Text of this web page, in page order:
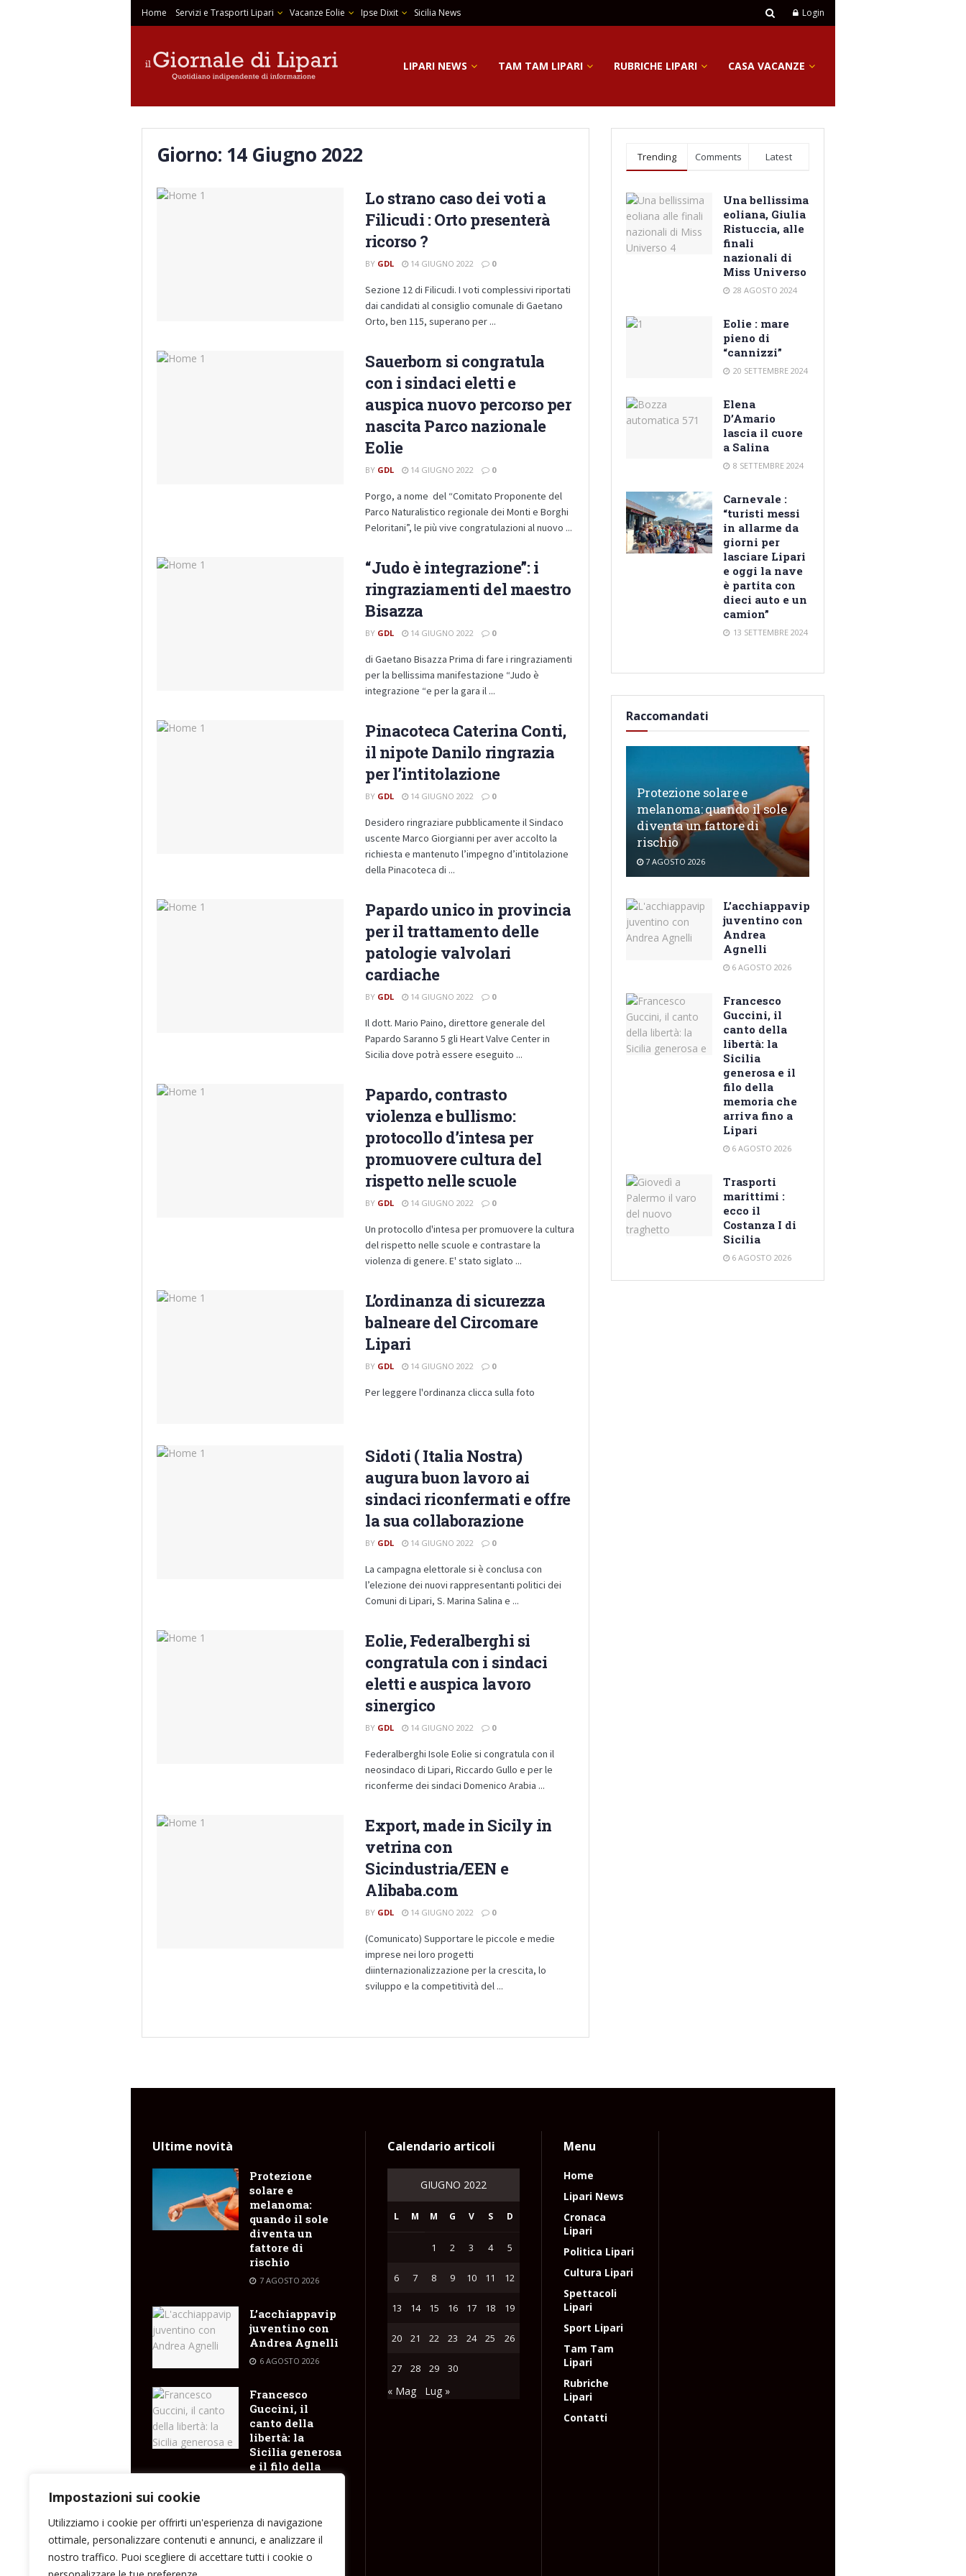
Impostazioni sui cookie
Utilizziamo i cookie per offrirti un'esperienza di navigazione
ottimale, personalizzare contenuti e annunci, e analizzare il
nostro traffico. Puoi scegliere di accettare tutti i cookie o
Home Servizi e Trasporti Lipari Vacanze Eolie Ipse Dixit Sicilia News Login
LIPARI NEWS TAM TAM LIPARI RUBRICHE LIPARI CASA VACANZE
Giorno: 14 Giugno 2022
Lo strano caso dei voti a
Filicudi : Orto presenterà
ricorso ?
BY GDL 14 GIUGNO 2022 0
Sezione 12 di Filicudi. I voti complessivi riportati
dai candidati al consiglio comunale di Gaetano
Orto, ben 115, superano per ...
Sauerborn si congratula
con i sindaci eletti e
auspica nuovo percorso per
nascita Parco nazionale
Eolie
BY GDL 14 GIUGNO 2022 0
Porgo, a nome del “Comitato Proponente del
Parco Naturalistico regionale dei Monti e Borghi
Peloritani”, le più vive congratulazioni al nuovo ...
“Judo è integrazione”: i
ringraziamenti del maestro
Bisazza
BY GDL 14 GIUGNO 2022 0
di Gaetano Bisazza Prima di fare i ringraziamenti
per la bellissima manifestazione “Judo è
integrazione “e per la gara il ...
Pinacoteca Caterina Conti,
il nipote Danilo ringrazia
per l’intitolazione
BY GDL 14 GIUGNO 2022 0
Desidero ringraziare pubblicamente il Sindaco
uscente Marco Giorgianni per aver accolto la
richiesta e mantenuto l’impegno d’intitolazione
della Pinacoteca di ...
Papardo unico in provincia
per il trattamento delle
patologie valvolari
cardiache
BY GDL 14 GIUGNO 2022 0
Il dott. Mario Paino, direttore generale del
Papardo Saranno 5 gli Heart Valve Center in
Sicilia dove potrà essere eseguito ...
Papardo, contrasto
violenza e bullismo:
protocollo d’intesa per
promuovere cultura del
rispetto nelle scuole
BY GDL 14 GIUGNO 2022 0
Un protocollo d'intesa per promuovere la cultura
del rispetto nelle scuole e contrastare la
violenza di genere. E' stato siglato ...
L’ordinanza di sicurezza
balneare del Circomare
Lipari
BY GDL 14 GIUGNO 2022 0
Per leggere l'ordinanza clicca sulla foto
Sidoti ( Italia Nostra)
augura buon lavoro ai
sindaci riconfermati e offre
la sua collaborazione
BY GDL 14 GIUGNO 2022 0
La campagna elettorale si è conclusa con
l’elezione dei nuovi rappresentanti politici dei
Comuni di Lipari, S. Marina Salina e ...
Eolie, Federalberghi si
congratula con i sindaci
eletti e auspica lavoro
sinergico
BY GDL 14 GIUGNO 2022 0
Federalberghi Isole Eolie si congratula con il
neosindaco di Lipari, Riccardo Gullo e per le
riconferme dei sindaci Domenico Arabia ...
Export, made in Sicily in
vetrina con
Sicindustria/EEN e
Alibaba.com
BY GDL 14 GIUGNO 2022 0
(Comunicato) Supportare le piccole e medie
imprese nei loro progetti
diinternazionalizzazione per la crescita, lo
sviluppo e la competitività del ...
Trending Comments Latest
Una bellissima
eoliana, Giulia
Ristuccia, alle
finali
nazionali di
Miss Universo
28 AGOSTO 2024
Eolie : mare
pieno di
“cannizzi”
20 SETTEMBRE 2024
Elena
D’Amario
lascia il cuore
a Salina
8 SETTEMBRE 2024
Carnevale :
“turisti messi
in allarme da
giorni per
lasciare Lipari
e oggi la nave
è partita con
dieci auto e un
camion”
13 SETTEMBRE 2024
Raccomandati
Protezione solare e
melanoma: quando il sole
diventa un fattore di
rischio
7 AGOSTO 2026
L’acchiappavip
juventino con
Andrea
Agnelli
6 AGOSTO 2026
Francesco
Guccini, il
canto della
libertà: la
Sicilia
generosa e il
filo della
memoria che
arriva fino a
Lipari
6 AGOSTO 2026
Trasporti
marittimi :
ecco il
Costanza I di
Sicilia
6 AGOSTO 2026
Ultime novità
Protezione
solare e
melanoma:
quando il sole
diventa un
fattore di
rischio
7 AGOSTO 2026
L’acchiappavip
juventino con
Andrea Agnelli
6 AGOSTO 2026
Francesco
Guccini, il
canto della
libertà: la
Sicilia generosa
e il filo della
6 AGOSTO 2026
Calendario articoli
GIUGNO 2022
L M M G V S D
1 2 3 4 5
6 7 8 9 10 11 12
13 14 15 16 17 18 19
20 21 22 23 24 25 26
27 28 29 30
« Mag Lug »
Menu
Home
Lipari News
Cronaca
Lipari
Politica Lipari
Cultura Lipari
Spettacoli
Lipari
Sport Lipari
Tam Tam
Lipari
Rubriche
Lipari
Contatti